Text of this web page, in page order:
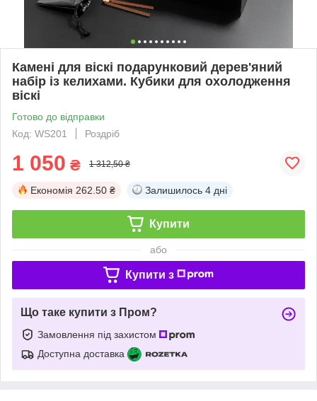
Камені для віскі подарунковий дерев'яний
набір із келихами. Кубики для охолодження
віскі
Готово до відправки
Код: WS201
Роздріб
1 050 ₴ 1 312,50 ₴
Економія 262.50 ₴ Залишилось 4 дні
Купити
або
Купити з
Що таке купити з Пром?
Замовлення під захистом
Доступна доставка